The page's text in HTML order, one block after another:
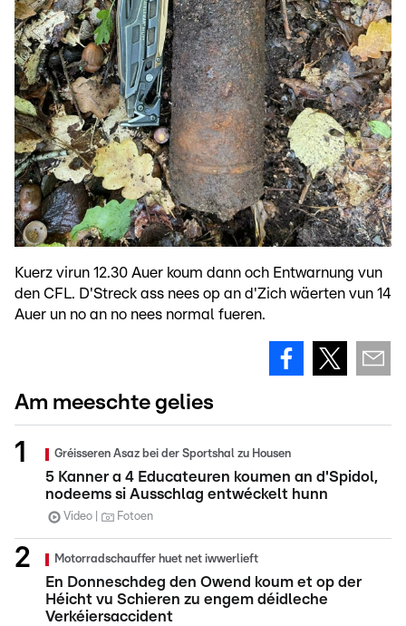
Kuerz virun 12.30 Auer koum dann och Entwarnung vun
den CFL. D'Streck ass nees op an d'Zich wäerten vun 14
Auer un no an no nees normal fueren.
Am meeschte gelies
Gréisseren Asaz bei der Sportshal zu Housen
5 Kanner a 4 Educateuren koumen an d'Spidol,
nodeems si Ausschlag entwéckelt hunn
Video Fotoen
Motorradschauffer huet net iwwerlieft
En Donneschdeg den Owend koum et op der
Héicht vu Schieren zu engem déidleche
Verkéiersaccident